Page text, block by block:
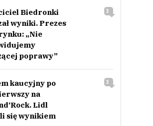
Biedronki
wyniki. Prezes
„Nie
poprawy”
3
kaucyjny po
na
Lidl
się wynikiem
3